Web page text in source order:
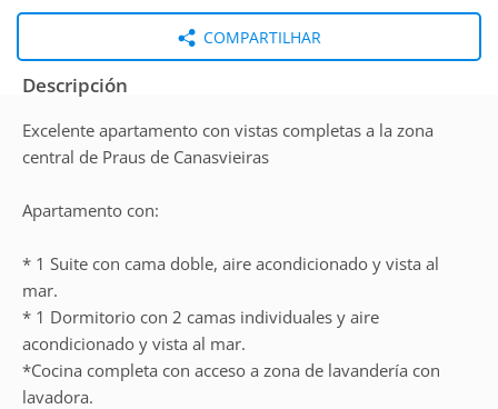
COMPARTILHAR
Descripción
Excelente apartamento con vistas completas a la zona
central de Praus de Canasvieiras
Apartamento con:
* 1 Suite con cama doble, aire acondicionado y vista al
mar.
* 1 Dormitorio con 2 camas individuales y aire
acondicionado y vista al mar.
*Cocina completa con acceso a zona de lavandería con
lavadora.